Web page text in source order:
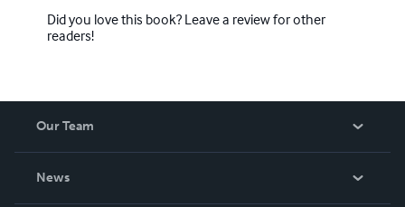
Did you love this book? Leave a review for other
readers!
Our Team
News